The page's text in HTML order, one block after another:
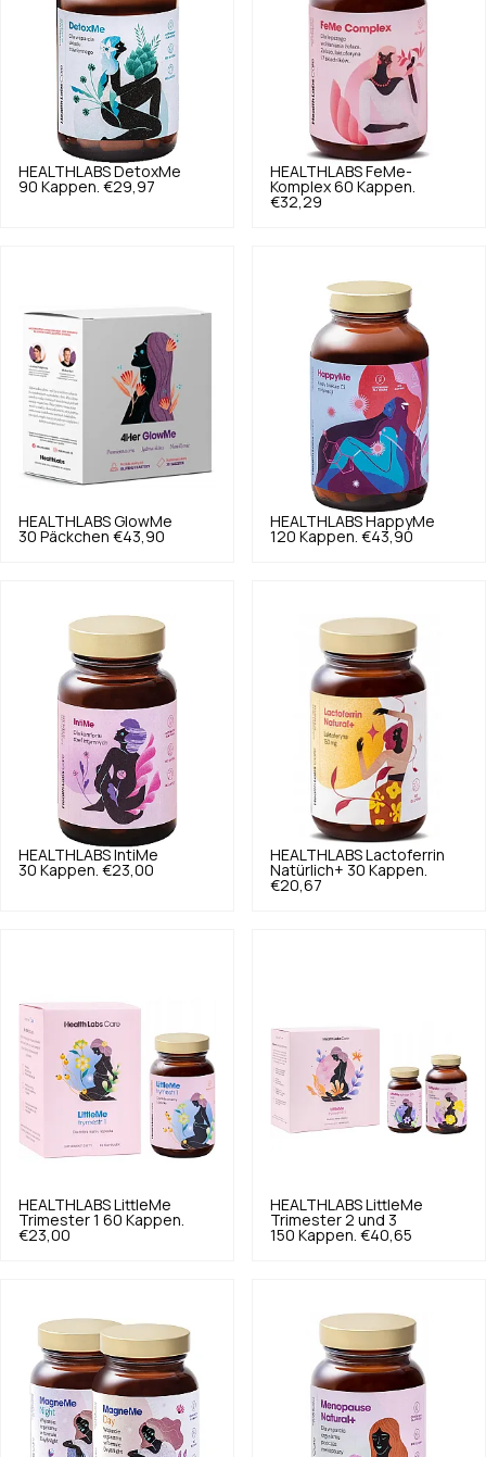
HEALTHLABS DetoxMe
90 Kappen. €29,97
HEALTHLABS FeMe-
Komplex 60 Kappen.
€32,29
HEALTHLABS GlowMe
30 Päckchen €43,90
HEALTHLABS HappyMe
120 Kappen. €43,90
HEALTHLABS IntiMe
30 Kappen. €23,00
HEALTHLABS
Lactoferrin
Natürlich+ 30 Kappen.
€20,67
HEALTHLABS
LittleMe
Trimester 1 60 Kappen.
€23,00
HEALTHLABS
LittleMe
Trimester 2 und 3
150 Kappen. €40,65